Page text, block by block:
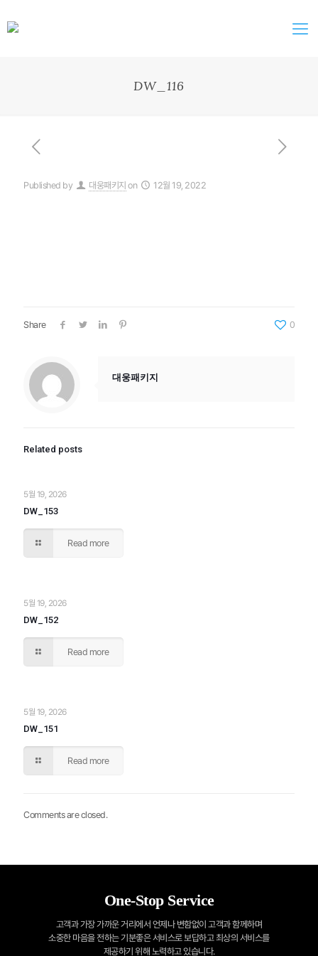
DW_116
Published by 대웅패키지 on 12월 19, 2022
Share 0
대웅패키지
Related posts
5월 19, 2026
DW_153
Read more
5월 19, 2026
DW_152
Read more
5월 19, 2026
DW_151
Read more
Comments are closed.
One-Stop Service
고객과 가장 가까운 거리에서 언제나 변함없이 고객과 함께하며
소중한 마음을 전하는기분좋은 서비스로 보답하고 최상의 서비스를
제공하기 위해 노력하고 있습니다.